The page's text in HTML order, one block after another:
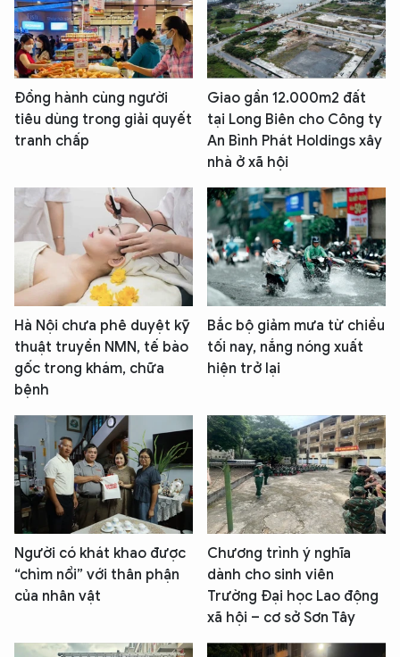
Đồng hành cùng người
tiêu dùng trong giải quyết
tranh chấp
Giao gần 12.000m2 đất
tại Long Biên cho Công ty
An Bình Phát Holdings xây
nhà ở xã hội
Hà Nội chưa phê duyệt kỹ
thuật truyền NMN, tế bào
gốc trong khám, chữa
bệnh
Bắc bộ giảm mưa từ chiều
tối nay, nắng nóng xuất
hiện trở lại
Người có khát khao được
“chìm nổi” với thân phận
của nhân vật
Chương trình ý nghĩa
dành cho sinh viên
Trường Đại học Lao động
xã hội – cơ sở Sơn Tây